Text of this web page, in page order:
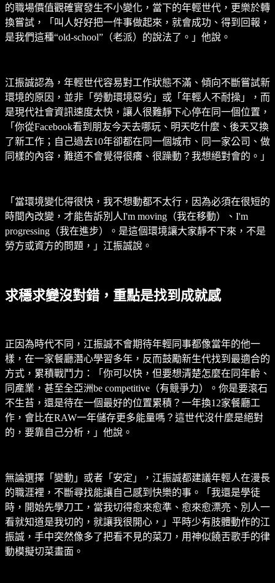
的職場價值觀確實發生不小變化，當下的年輕世代，更樂於轉
換嘗試，「叫人好好把一件事做起來，就會成功、得到回報，
是我們這種“old-school”（老派）的說法了。」他說。
江振誠認為，年輕世代容易對工作狀態不滿、傾向不斷嘗試新
環境的原因，並非「勞動環境惡劣」或「年輕人不耐操」，而
是現代社會資訊速度太快，讓人很難靜下心停在同一個位置，
「你從Facebook看到朋友今天去哪玩、明天吃什麼、後天又換
了新工作；自己過去10年卻都在同一個城市、同一家公司、做
同樣的內容，難道不會覺得很癢、很躁動？我想絕對會的。」
「當環境變化得很快，我不想動都不太行，因為必須在很短的
時間內改變，才能告訴別人I'm moving（我在移動）、I'm
progressing（我在進步）。是這個環境讓大家靜不下來，不是
勞方或資方的問題，」江振誠說。
求穩求變沒對錯，重點是找到成就感
正因為時代不同，江振誠不會期待年輕同事都像當年的他一
樣，在一家餐廳潛心學習多年，反而鼓勵新生代找到最適合的
方式，累積戰鬥力：「你可以快，但要想清楚怎麼在同年齡、
同產業，甚至全亞洲be competitive（有競爭力）。你是要滾石
不生苔，還是待在一個最好的位置累積？一年換12家餐廳工
作，會比在RAW一年儲存更多能量嗎？這世代沒什麼是絕對
的，要靠自己分析，」他說。
無論選擇「變動」或者「安定」，江振誠都建議年輕人在漫長
的職涯裡，不斷尋找能讓自己感到快樂的事。「我還是學徒
時，開始先學刀工，當我切得愈來愈準、愈來愈漂亮、別人一
看就知道是我切的，就讓我很開心，」平時少有肢體動作的江
振誠，手中突然像多了把看不見的菜刀，用神似饒舌歌手的律
動模擬切菜畫面。